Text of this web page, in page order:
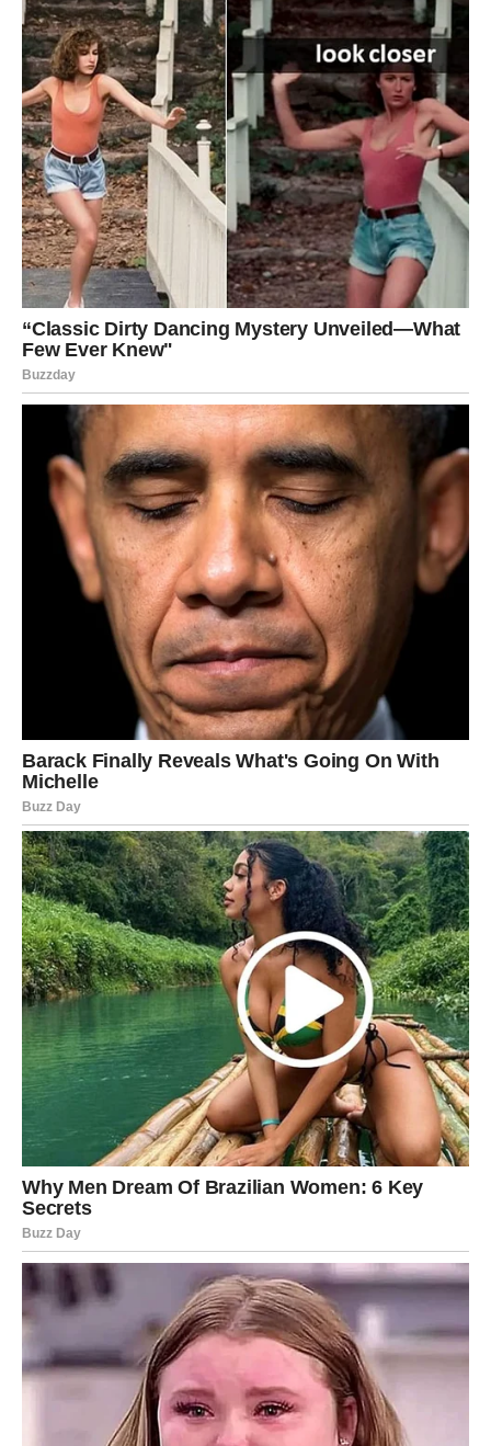
BLIZANCI – SUOČAVANJE SA
ISTINOM
Blizanci će dobiti odgovore koje su dugo tražili. Nešto što
je bilo nejasno sada postaje kristalno jasno.
Iako može boleti, donosi vam mir.
Bolje je znati nego živeti u iluziji.
RAK – EMOTIVNI PREOKRET I
NOVA ŠANSA
Rakovi ulaze u dubok emotivni period. Neko može
pokušati da se vrati u vaš život, ili ćete vi konačno shvatiti
šta želite.
Ovo je vreme kada birate ljubav – ali onu koja vam donosi
mir.
Srce vam sada pokazuje pravi put.
LAV – VREME DA ZABLISTATE
Lavovi ulaze u snažan period. Energija vam je jaka, a